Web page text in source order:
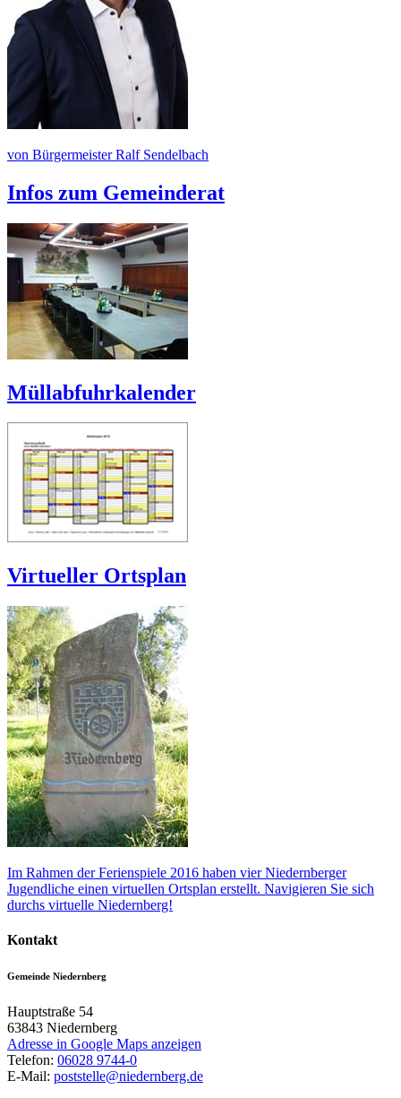
von Bürgermeister Ralf Sendelbach
Infos zum Gemeinderat
Müllabfuhrkalender
Virtueller Ortsplan
Im Rahmen der Ferienspiele 2016 haben vier Niedernberger
Jugendliche einen virtuellen Ortsplan erstellt. Navigieren Sie sich
durchs virtuelle Niedernberg!
Kontakt
Gemeinde Niedernberg
Hauptstraße 54
63843 Niedernberg
Adresse in Google Maps anzeigen
Telefon: 06028 9744-0
E-Mail: poststelle@niedernberg.de